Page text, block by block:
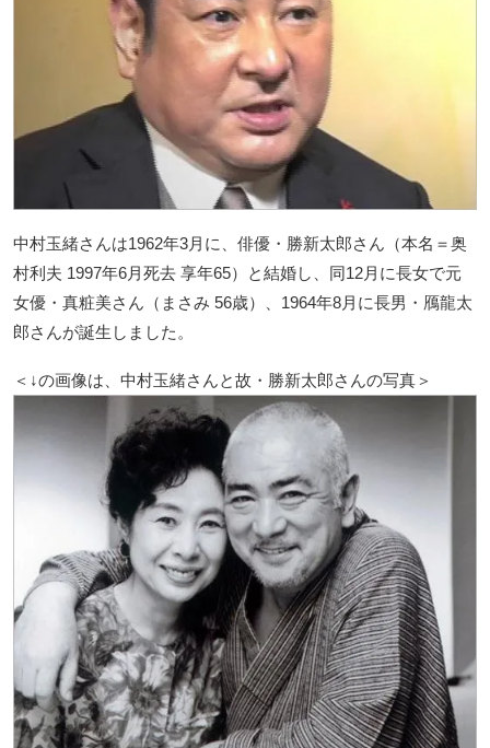
中村玉緒さんは1962年3月に、俳優・勝新太郎さん（本名＝奥
村利夫 1997年6月死去 享年65）と結婚し、同12月に長女で元
女優・真粧美さん（まさみ 56歳）、1964年8月に長男・鴈龍太
郎さんが誕生しました。
＜↓の画像は、中村玉緒さんと故・勝新太郎さんの写真＞